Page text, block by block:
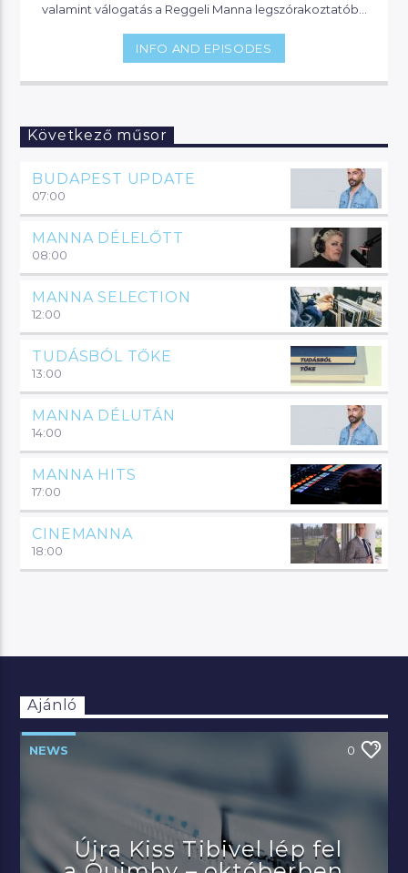
valamint válogatás a Reggeli Manna legszórakoztatóbb
INFO AND EPISODES
Következő műsor
BUDAPEST UPDATE
07:00
MANNA DÉLELŐTT
08:00
MANNA SELECTION
12:00
TUDÁSBÓL TŐKE
13:00
MANNA DÉLUTÁN
14:00
MANNA HITS
17:00
CINEMANNA
18:00
Ajánló
NEWS 0
Újra Kiss Tibivel lép fel